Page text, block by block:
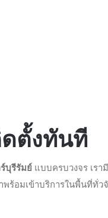
ดตั้งทันที
บุรีรัมย์ แบบครบวงจร เร
พร้อมเข้าบริการในพื้นที่ทั่